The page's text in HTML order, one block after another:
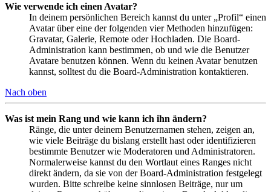
Wie verwende ich einen Avatar?
In deinem persönlichen Bereich kannst du unter „Profil“ einen
Avatar über eine der folgenden vier Methoden hinzufügen:
Gravatar, Galerie, Remote oder Hochladen. Die Board-
Administration kann bestimmen, ob und wie die Benutzer
Avatare benutzen können. Wenn du keinen Avatar benutzen
kannst, solltest du die Board-Administration kontaktieren.
Nach oben
Was ist mein Rang und wie kann ich ihn ändern?
Ränge, die unter deinem Benutzernamen stehen, zeigen an,
wie viele Beiträge du bislang erstellt hast oder identifizieren
bestimmte Benutzer wie Moderatoren und Administratoren.
Normalerweise kannst du den Wortlaut eines Ranges nicht
direkt ändern, da sie von der Board-Administration festgelegt
wurden. Bitte schreibe keine sinnlosen Beiträge, nur um